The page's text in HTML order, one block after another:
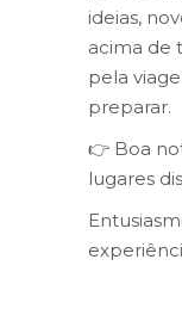
ideias,
acima de
pela
preparar.
👉 Boa
lugares